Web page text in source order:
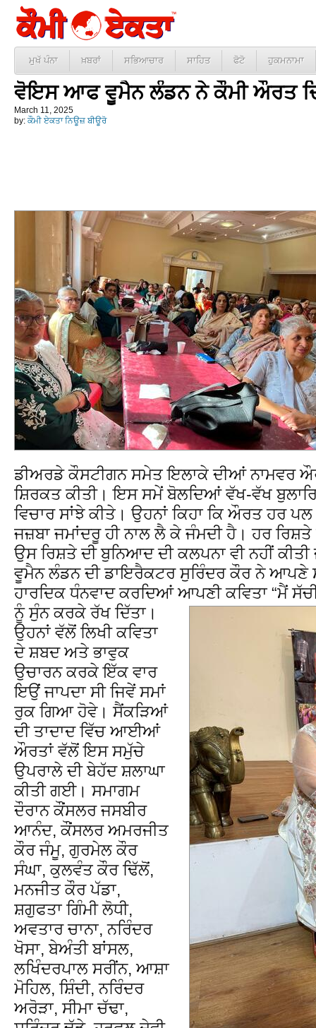
ਮੁਖੱ ਪੰਨਾ ਖ਼ਬਰਾਂ ਸਭਿਆਚਾਰ ਸਾਹਿਤ ਫੋਟੋ ਹੁਕਮਨਾਮਾ
ਵੋਇਸ ਆਫ ਵੂਮੈਨ ਲੰਡਨ ਨੇ ਕੌਮੀ ਔਰਤ
March 11, 2025
by: ਕੌਮੀ ਏਕਤਾ ਨਿਊਜ਼ ਬੀਊਰੋ
ਡੀਅਰਡੇ ਕੌਸਟੀਗਨ ਸਮੇਤ ਇਲਾਕੇ ਦੀਆਂ ਨਾਮਵਰ
ਸ਼ਿਰਕਤ ਕੀਤੀ। ਇਸ ਸਮੇਂ ਬੋਲਦਿਆਂ ਵੱਖ-ਵੱਖ
ਵਿਚਾਰ ਸਾਂਝੇ ਕੀਤੇ। ਉਹਨਾਂ ਕਿਹਾ ਕਿ ਔਰਤ ਹਰ
ਜਜ਼ਬਾ ਜਮਾਂਦਰੂ ਹੀ ਨਾਲ ਲੈ ਕੇ ਜੰਮਦੀ ਹੈ। ਹਰ
ਉਸ ਰਿਸ਼ਤੇ ਦੀ ਬੁਨਿਆਦ ਦੀ ਕਲਪਨਾ ਵੀ ਨਹੀਂ
ਵੂਮੈਨ ਲੰਡਨ ਦੀ ਡਾਇਰੈਕਟਰ ਸੁਰਿੰਦਰ ਕੌਰ ਨੇ ਆਪਣੇ
ਹਾਰਦਿਕ ਧੰਨਵਾਦ ਕਰਦਿਆਂ ਆਪਣੀ ਕਵਿਤਾ “ਮੈਂ
ਨੂੰ ਸੁੰਨ ਕਰਕੇ ਰੱਖ ਦਿੱਤਾ।
ਉਹਨਾਂ ਵੱਲੋਂ ਲਿਖੀ ਕਵਿਤਾ
ਦੇ ਸ਼ਬਦ ਅਤੇ ਭਾਵੁਕ
ਉਚਾਰਨ ਕਰਕੇ ਇੱਕ ਵਾਰ
ਇਉਂ ਜਾਪਦਾ ਸੀ ਜਿਵੇਂ ਸਮਾਂ
ਰੁਕ ਗਿਆ ਹੋਵੇ। ਸੈਂਕੜਿਆਂ
ਦੀ ਤਾਦਾਦ ਵਿੱਚ ਆਈਆਂ
ਔਰਤਾਂ ਵੱਲੋਂ ਇਸ ਸਮੁੱਚੇ
ਉਪਰਾਲੇ ਦੀ ਬੇਹੱਦ ਸ਼ਲਾਘਾ
ਕੀਤੀ ਗਈ। ਸਮਾਗਮ
ਦੌਰਾਨ ਕੌਂਸਲਰ ਜਸਬੀਰ
ਆਨੰਦ, ਕੌਂਸਲਰ ਅਮਰਜੀਤ
ਕੌਰ ਜੰਮੂ, ਗੁਰਮੇਲ ਕੌਰ
ਸੰਘਾ, ਕੁਲਵੰਤ ਕੌਰ ਢਿੱਲੋਂ,
ਮਨਜੀਤ ਕੌਰ ਪੱਡਾ,
ਸ਼ਗੁਫਤਾ ਗਿੰਮੀ ਲੋਧੀ,
ਅਵਤਾਰ ਚਾਨਾ, ਨਰਿੰਦਰ
ਖੋਸਾ, ਬੇਅੰਤੀ ਬਾਂਸਲ,
ਲਖਿੰਦਰਪਾਲ ਸਰੀਂਨ, ਆਸ਼ਾ
ਮੋਹਿਲ, ਸ਼ਿੰਦੀ, ਨਰਿੰਦਰ
ਅਰੋੜਾ, ਸੀਮਾ ਚੱਢਾ,